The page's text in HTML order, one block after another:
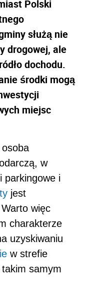
Polski
służą nie
drogowej, ale
dochodu.
środki mogą
miejsc
w
parkingowe i
jest
więc
charakterze
uzyskiwaniu
w strefie
takim samym